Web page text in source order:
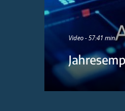
Video - 57:41 min